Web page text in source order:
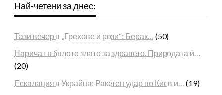
Най-четени за днес:
Тази вечер в „Грехове и рози“: Берак… (50)
Наричат я бялото злато за здравето. Природата й…
(20)
Ескалация в Украйна: Ракетен удар по Киев и… (19)